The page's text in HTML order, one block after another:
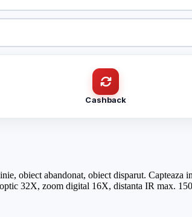
Cashback
obiect abandonat, obiect disparut. Capteaza
32X, zoom digital 16X, distanta IR max.